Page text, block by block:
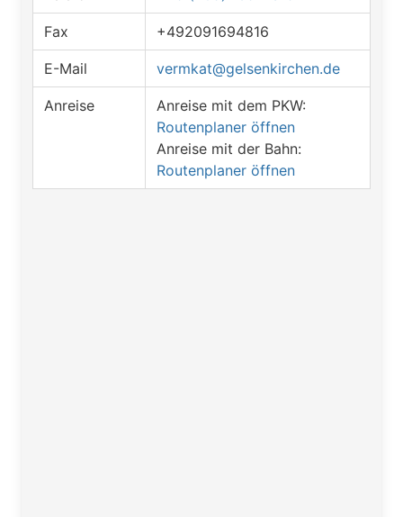
Fax +492091694816
E-Mail vermkat@gelsenkirchen.de
Anreise
Anreise mit dem PKW:
Routenplaner öffnen
Anreise mit der Bahn:
Routenplaner öffnen